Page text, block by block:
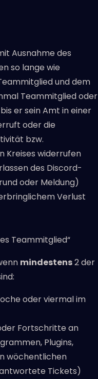
Ausnahme des
so lange wie
und dem
Teammitglied oder
er sein Amt in einer
oder die
bzw.
Kreises widerrufen
des Discord-
oder Meldung)
Verlust
Teammitglied“
mindestens2 der
oder viermal im
Fortschritte an
Plugins,
wöchentlichen
Tickets)